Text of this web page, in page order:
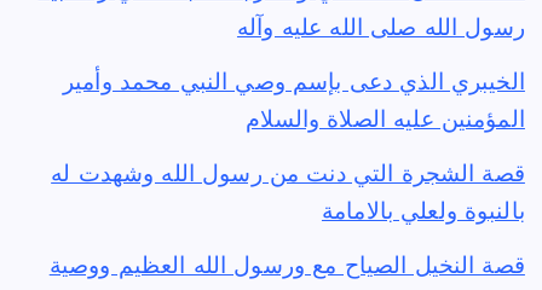
رسول الله صلى الله عليه وآله
الخيبري الذي دعى بإسم وصي النبي محمد وأمير
المؤمنين عليه الصلاة والسلام
قصة الشجرة التي دنت من رسول الله وشهدت له
بالنبوة ولعلي بالامامة
قصة النخيل الصياح مع ورسول الله العظيم ووصية